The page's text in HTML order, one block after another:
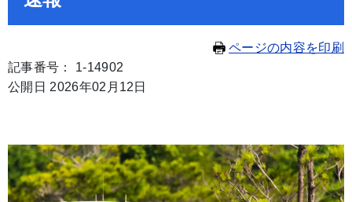
ページの内容を印刷
記事番号： 1-14902
公開日 2026年02月12日